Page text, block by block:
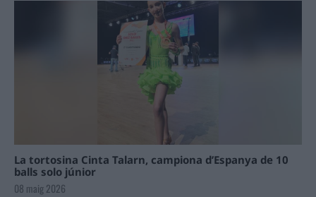
La tortosina Cinta Talarn, campiona d’Espanya de 10
balls solo júnior
08 maig 2026